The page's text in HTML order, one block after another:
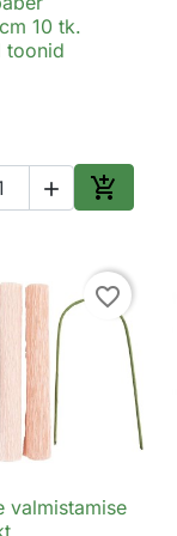
Kiirvaade
10 tk.
toonid
 
Lisa
favorite_border
Kiirvaade
valmistamise